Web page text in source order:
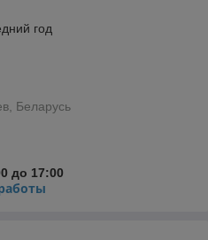
год
Беларусь
до 17:00